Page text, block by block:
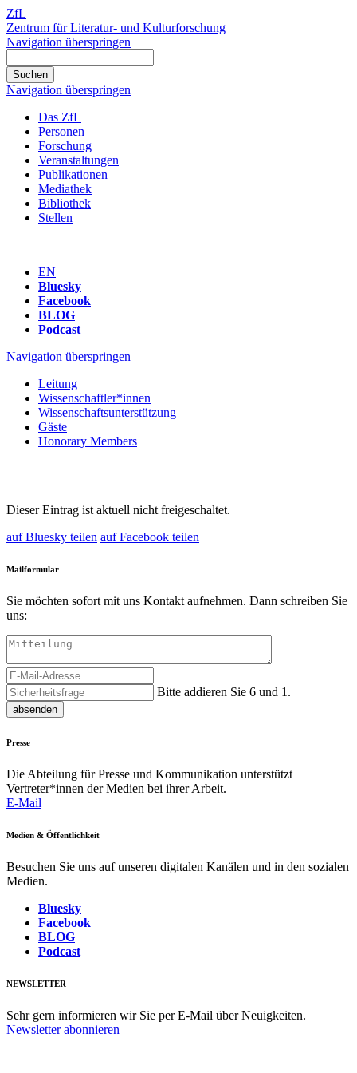
ZfL
Zentrum für Literatur- und Kulturforschung
Navigation überspringen
Navigation überspringen
Das ZfL
Personen
Forschung
Veranstaltungen
Publikationen
Mediathek
Bibliothek
Stellen
EN
Bluesky
Facebook
BLOG
Podcast
Navigation überspringen
Leitung
Wissenschaftler*innen
Wissenschaftsunterstützung
Gäste
Honorary Members
Dieser Eintrag ist aktuell nicht freigeschaltet.
auf Bluesky teilen auf Facebook teilen
Mailformular
Sie möchten sofort mit uns Kontakt aufnehmen. Dann schreiben Sie
uns:
Bitte addieren Sie 6 und 1.
absenden
Presse
Die Abteilung für Presse und Kommunikation unterstützt
Vertreter*innen der Medien bei ihrer Arbeit.
E-Mail
Medien & Öffentlichkeit
Besuchen Sie uns auf unseren digitalen Kanälen und in den sozialen
Medien.
Bluesky
Facebook
BLOG
Podcast
NEWSLETTER
Sehr gern informieren wir Sie per E-Mail über Neuigkeiten.
Newsletter abonnieren